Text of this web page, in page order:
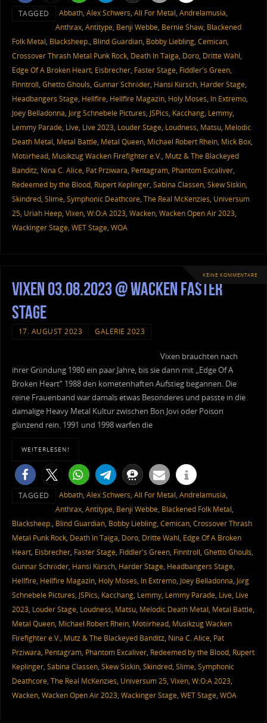
TAGGED Abbath, Alex Schwers, All For Metal, Andrelamusia,
Anthrax, Antitype, Benji Webbe, Bernie Shaw, Blackened
Folk Metal, Blacksheep., Blind Guardian, Bobby Liebling, Cemican,
Crossover Thrash Metal Punk Rock, Death In Taiga, Doro, Dritte Wahl,
Edge Of A Broken Heart, Eisbrecher, Faster Stage, Fiddler's Green,
Finntroll, Ghetto Ghouls, Gunnar Schröder, Hansi Kürsch, Harder Stage,
Headbangers Stage, Hellfire, Hellfire Magazin, Holy Moses, In Extremo,
Joey Belladonna, Jörg Schnebele Pictures, JSPics, Kacchang, Lemmy,
Lemmy Parade, Live, Live 2023, Louder Stage, Loudness, Matsu, Melodic
Death Metal, Metal Battle, Metal Queen, Michael Robert Rhein, Mick Box,
Motörhead, Musikzug Wacken Firefighter e.V., Mutz & The Blackeyed
Banditz, Nina C. Alice, Pat Prziwara, Pentagram, Phantom Excaliver,
Redeemed by the Blood, Rupert Keplinger, Sabina Classen, Skew Siskin,
Skindred, Slime, Symphonic Deathcore, The Real McKenzies, Universum
25, Uriah Heep, Vixen, W:O:A 2023, Wacken, Wacken Open Air 2023,
Wackinger Stage, WET Stage, WOA
KEINE KOMMENTARE
Vixen 03.08.2023 @ Wacken Faster
Stage
17. AUGUST 2023 GALERIE 2023
Vixen brauchten nach
ihrer Gründung 1980 ein paar Jahre, bis sie dann mit „Edge Of A
Broken Heart“ 1988 den kometenhaften Aufstieg begannen. Die
reine Frauenband war damals etwas Besonderes und passte in die
damalige Heavy Metal Kultur zwischen Bon Jovi oder Poison
glänzend rein. 1991 und 1998 warfen die
WEITERLESEN!
TAGGED Abbath, Alex Schwers, All For Metal, Andrelamusia,
Anthrax, Antitype, Benji Webbe, Blackened Folk Metal,
Blacksheep., Blind Guardian, Bobby Liebling, Cemican, Crossover Thrash
Metal Punk Rock, Death In Taiga, Doro, Dritte Wahl, Edge Of A Broken
Heart, Eisbrecher, Faster Stage, Fiddler's Green, Finntroll, Ghetto Ghouls,
Gunnar Schröder, Hansi Kürsch, Harder Stage, Headbangers Stage,
Hellfire, Hellfire Magazin, Holy Moses, In Extremo, Joey Belladonna, Jörg
Schnebele Pictures, JSPics, Kacchang, Lemmy, Lemmy Parade, Live, Live
2023, Louder Stage, Loudness, Matsu, Melodic Death Metal, Metal Battle,
Metal Queen, Michael Robert Rhein, Motörhead, Musikzug Wacken
Firefighter e.V., Mutz & The Blackeyed Banditz, Nina C. Alice, Pat
Prziwara, Pentagram, Phantom Excaliver, Redeemed by the Blood, Rupert
Keplinger, Sabina Classen, Skew Siskin, Skindred, Slime, Symphonic
Deathcore, The Real McKenzies, Universum 25, Vixen, W:O:A 2023,
Wacken, Wacken Open Air 2023, Wackinger Stage, WET Stage, WOA